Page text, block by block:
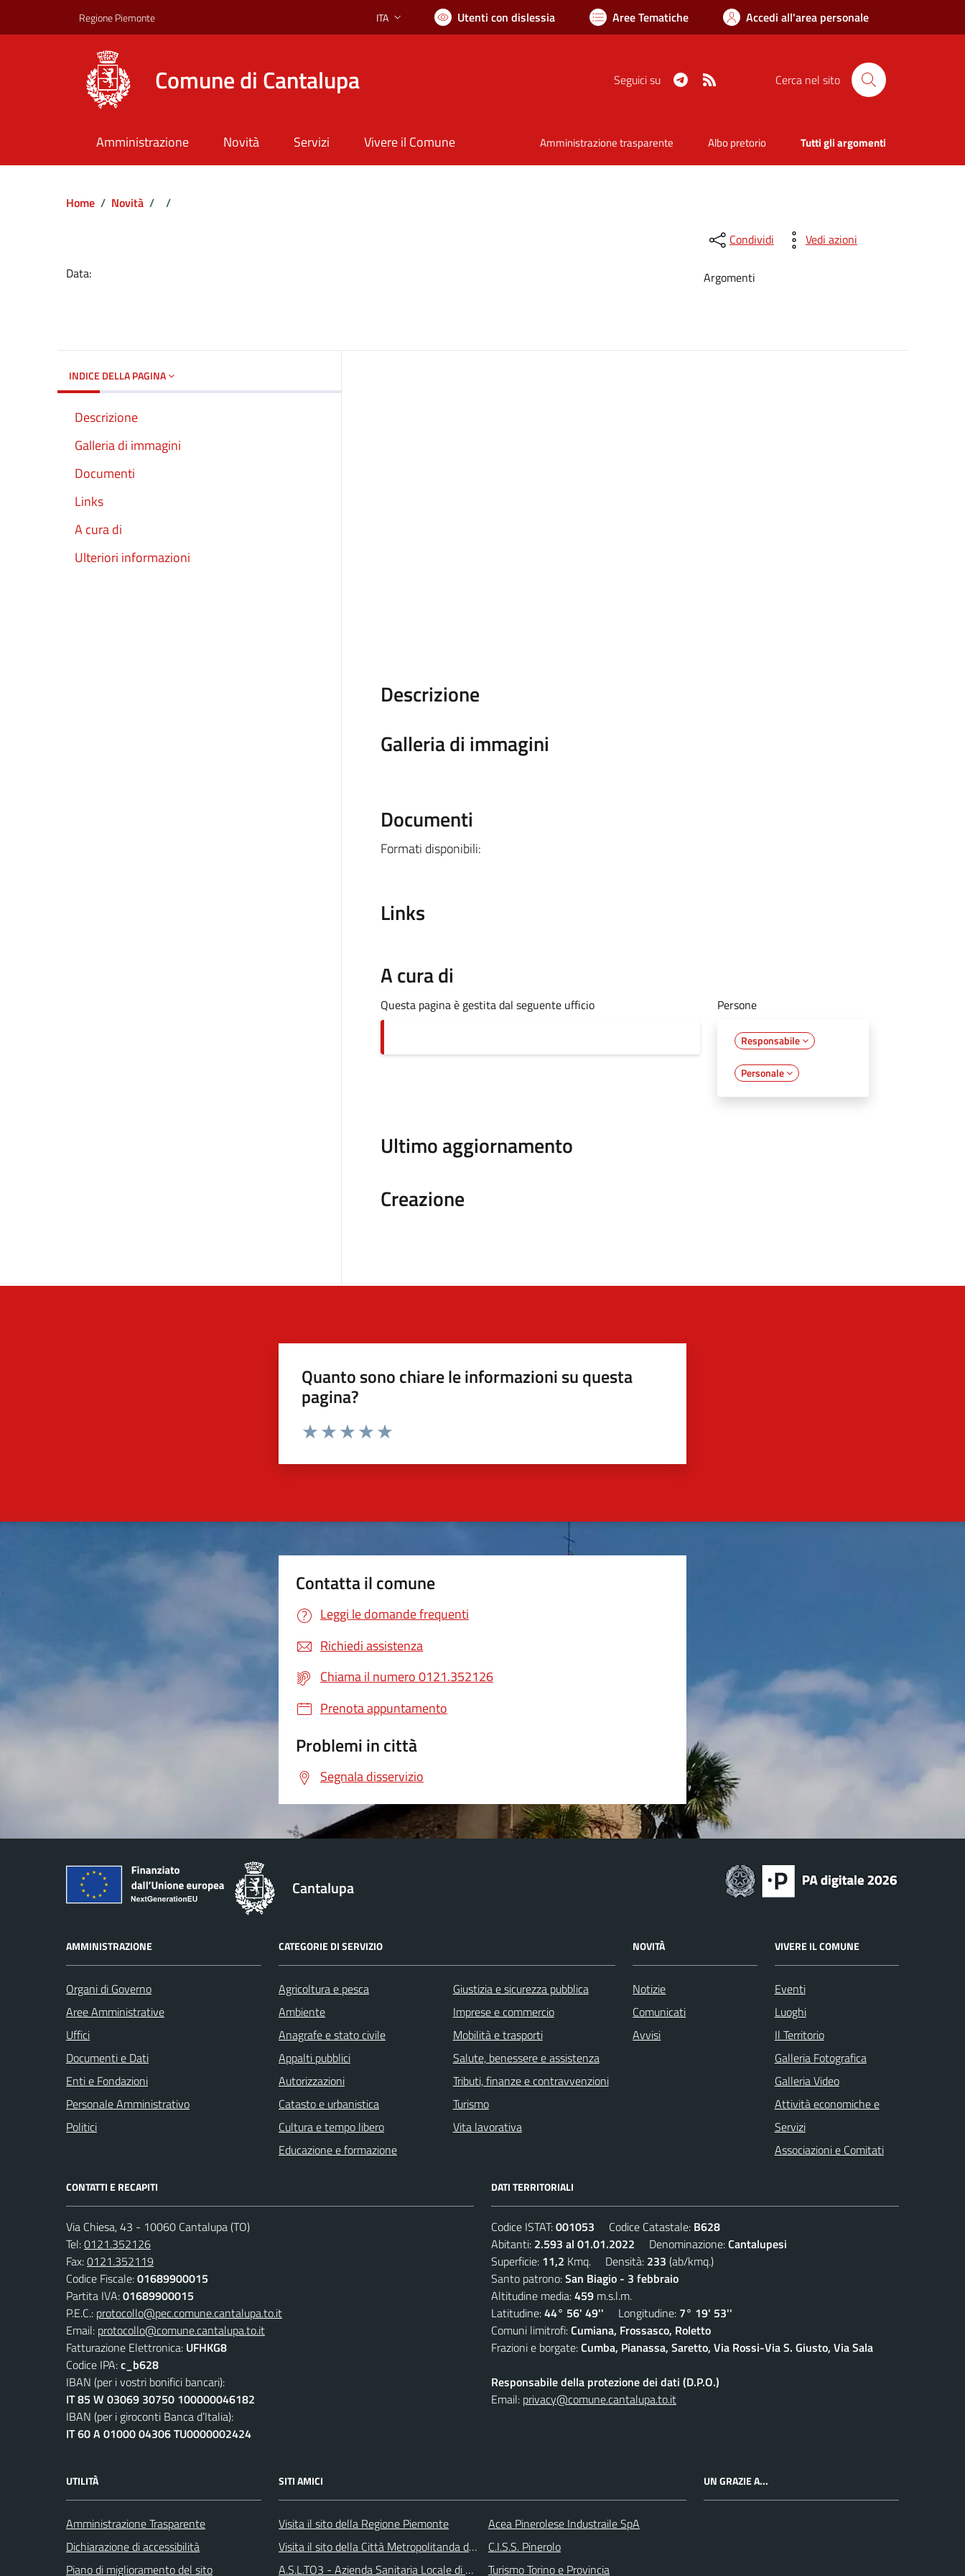
Regione Piemonte Lingua attiva:
ITA Utenti con dislessia Aree Tematiche Accedi all'area personale
Comune di Cantalupa Seguici su Telegram Cerca nel sito
Amministrazione Novità Servizi Vivere il Comune Amministrazione trasparente Albo pretorio Tutti gli argomenti
Home / Novità / /
Data:
Condividi Vedi azioni
Argomenti
INDICE DELLA PAGINA
Descrizione
Galleria di immagini
Documenti
Links
A cura di
Ulteriori informazioni
Descrizione
Galleria di immagini
Documenti
Formati disponibili:
Links
A cura di
Questa pagina è gestita dal seguente ufficio Persone
Responsabile
Personale
Ultimo aggiornamento
Creazione
Quanto sono chiare le informazioni su questa
pagina?
Valuta da 1 a 5 stelle la pagina
Contatta il comune
Leggi le domande frequenti
Richiedi assistenza
Chiama il numero 0121.352126
Prenota appuntamento
Problemi in città
Segnala disservizio
Cantalupa
AMMINISTRAZIONE
Organi di Governo
Aree Amministrative
Uffici
Documenti e Dati
Enti e Fondazioni
Personale Amministrativo
Politici
CATEGORIE DI SERVIZIO
Agricoltura e pesca
Ambiente
Anagrafe e stato civile
Appalti pubblici
Autorizzazioni
Catasto e urbanistica
Cultura e tempo libero
Educazione e formazione
Giustizia e sicurezza pubblica
Imprese e commercio
Mobilità e trasporti
Salute, benessere e assistenza
Tributi, finanze e contravvenzioni
Turismo
Vita lavorativa
NOVITÀ
Notizie
Comunicati
Avvisi
VIVERE IL COMUNE
Eventi
Luoghi
Il Territorio
Galleria Fotografica
Galleria Video
Attività economiche e
Servizi
Associazioni e Comitati
CONTATTI E RECAPITI
Via Chiesa, 43 - 10060 Cantalupa (TO)
Tel:0121.352126
Fax:0121.352119
Codice Fiscale:01689900015
Partita IVA:01689900015
P.E.C.: protocollo@pec.comune.cantalupa.to.it
Email: protocollo@comune.cantalupa.to.it
Fatturazione Elettronica: UFHKG8
Codice IPA:c_b628
IBAN (per i vostri bonifici bancari):
IT 85 W 03069 30750 100000046182
IBAN (per i giroconti Banca d’Italia):
IT 60 A 01000 04306 TU0000002424
DATI TERRITORIALI
Codice ISTAT:001053 Codice Catastale: B628
Abitanti: 2.593 al 01.01.2022 Denominazione:Cantalupesi
Superficie: 11,2 Kmq. Densità: 233 (ab/kmq.)
Santo patrono:San Biagio - 3 febbraio
Altitudine media:459 m.s.l.m.
Latitudine:44° 56' 49'' Longitudine: 7° 19' 53''
Comuni limitrofi:Cumiana, Frossasco, Roletto
Frazioni e borgate:Cumba, Pianassa, Saretto, Via Rossi-Via S. Giusto, Via Sala
Responsabile della protezione dei dati (D.P.O.)
Email: privacy@comune.cantalupa.to.it
UTILITÀ
Amministrazione Trasparente
Dichiarazione di accessibilità
Piano di miglioramento del sito
SITI AMICI
Visita il sito della Regione Piemonte
Visita il sito della Città Metropolitanda di Torino
A.S.L.TO3 - Azienda Sanitaria Locale di Collegno e Pinerolo
Acea Pinerolese Industraile SpA
C.I.S.S. Pinerolo
Turismo Torino e Provincia
UN GRAZIE A...